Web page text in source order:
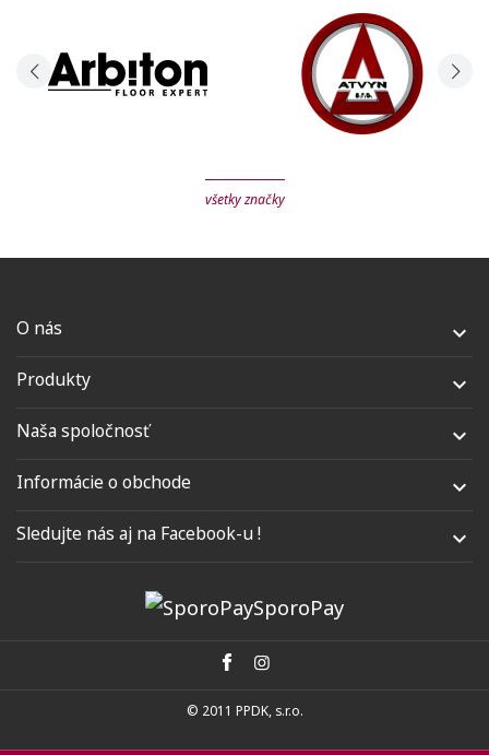
všetky značky
O nás 
Produkty 
Naša spoločnosť 
Informácie o obchode 
Sledujte nás aj na Facebook-u ! 
© 2011 PPDK, s.r.o.
SporoPay